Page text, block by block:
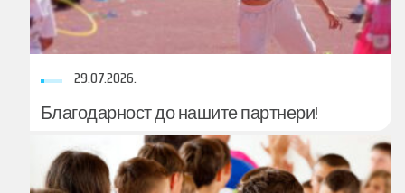
29.07.2026.
Благодарност до нашите партнери!